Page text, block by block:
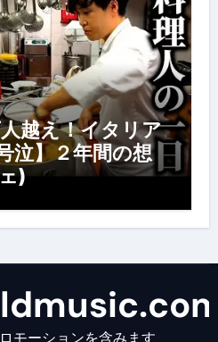
越え！イタリア
泣】２年間の想
)
モーションを含みます